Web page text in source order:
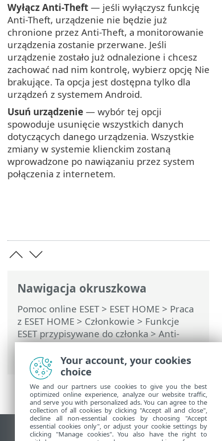
Nawigacja okruszkowa
Pomoc online ESET> ESET HOME > Praca
z ESET HOME > Członkowie > Funkcje
ESET przypisywane do członka>Anti-
Theft>Urządzenia chronione przez
funkcję Anti-Theft> Ustawienia
Wyłącz Anti-Theft — jeśli wyłączysz funkcję
Anti-Theft, urządzenie nie będzie już
chronione przez Anti-Theft, a monitorowanie
urządzenia zostanie przerwane. Jeśli
urządzenie zostało już odnalezione i chcesz
zachować nad nim kontrolę, wybierz opcję Nie
brakujące. Ta opcja jest dostępna tylko dla
urządzeń z systemem Android.
Usuń urządzenie — wybór tej opcji
spowoduje usunięcie wszystkich danych
dotyczących danego urządzenia. Wszystkie
zmiany w systemie klienckim zostaną
wprowadzone po nawiązaniu przez system
połączenia z internetem.
Wyświetl witrynę internetową dla
Your account, your cookies
choice
We and our partners use cookies to give you the best
optimized online experience, analyze our website traffic,
and serve you with personalized ads. You can agree to the
collection of all cookies by clicking "Accept all and close",
decline all non-essential cookies by choosing "Accept
essential cookies only", or adjust your cookie settings by
clicking "Manage cookies". You also have the right to